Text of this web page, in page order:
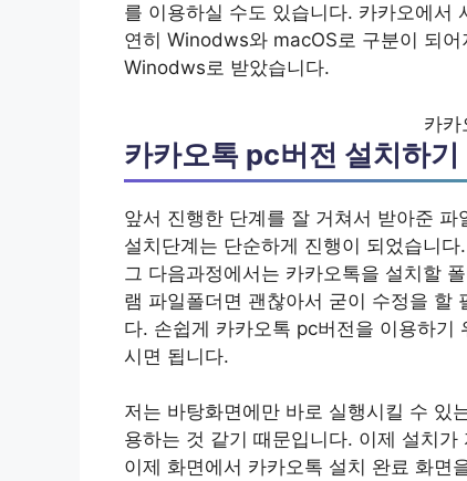
를 이용하실 수도 있습니다. 카카오에서
연히 Winodws와 macOS로 구분이 되
Winodws로 받았습니다.
카카
카카오톡 pc버전 설치하기
앞서 진행한 단계를 잘 거쳐서 받아준
설치단계는 단순하게 진행이 되었습니
그 다음과정에서는 카카오톡을 설치할
램 파일폴더면 괜찮아서 굳이 수정을 할
다. 손쉽게 카카오톡 pc버전을 이용하기
시면 됩니다.
저는 바탕화면에만 바로 실행시킬 수 있
용하는 것 같기 때문입니다. 이제 설치
이제 화면에서 카카오톡 설치 완료 화면